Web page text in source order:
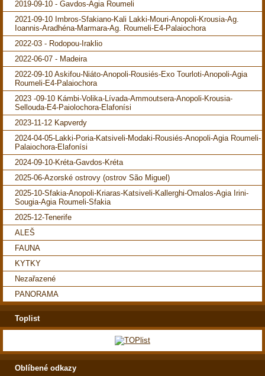
2019-09-10 - Gavdos-Agia Roumeli
2021-09-10 Imbros-Sfakiano-Kali Lakki-Mouri-Anopoli-Krousia-Ag.
Ioannis-Aradhéna-Marmara-Ag. Roumeli-E4-Palaiochora
2022-03 - Rodopou-Iraklio
2022-06-07 - Madeira
2022-09-10 Askifou-Niáto-Anopoli-Rousiés-Exo Tourloti-Anopoli-Agia
Roumeli-E4-Palaiochora
2023 -09-10 Kámbi-Volika-Lívada-Ammoutsera-Anopoli-Krousia-
Sellouda-E4-Paiolochora-Elafonísi
2023-11-12 Kapverdy
2024-04-05-Lakki-Poria-Katsiveli-Modaki-Rousiés-Anopoli-Agia Roumeli-
Palaiochora-Elafonísi
2024-09-10-Kréta-Gavdos-Kréta
2025-06-Azorské ostrovy (ostrov São Miguel)
2025-10-Sfakia-Anopoli-Kriaras-Katsiveli-Kallerghi-Omalos-Agia Irini-
Sougia-Agia Roumeli-Sfakia
2025-12-Tenerife
ALEŠ
FAUNA
KYTKY
Nezařazené
PANORAMA
Toplist
Oblíbené odkazy